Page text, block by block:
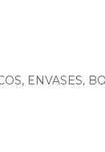
ENVASES,